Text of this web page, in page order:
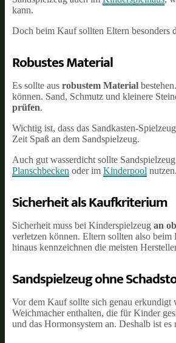
kann.
Doch beim Kauf sollten Eltern besonders
Robustes Material
Es sollte aus robustem Material
können. Sand, Schmutz und kleinere
prüfen.
Wichtig ist, dass das Sandkasten-
Zeit Spaß an dem Sandspielzeug.
Auch gut wasserdicht sollte
Planschbecken oder im Kinderpool nutzen.
Sicherheit als Kaufkriterium
Sicherheit muss bei Kinderspielzeug an
verletzen können. Eltern sollten also
hinaus kennzeichnen die meisten
Sandspielzeug ohne
Vor dem Kauf sollte sich genau erkundigt
Weichmacher enthalten, die für Kinder
und das Hormonsystem an. Deshalb ist